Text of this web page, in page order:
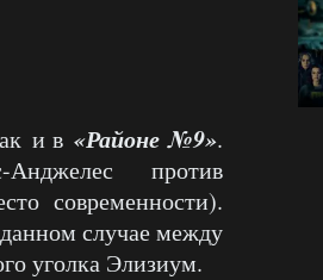
и в «Районе №9».
против
современности).
случае между
уголка Элизиум.